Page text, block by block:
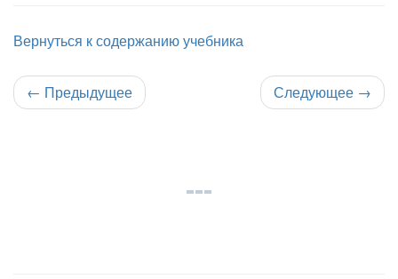
Вернуться к содержанию учебника
← Предыдущее Следующее →